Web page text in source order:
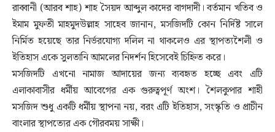
রাব্বানী (আরব শাহ) শাহ সৈয়দ আব্দুল কাদের বাগদাদী। বর্তমান খতিব ও
ইমাম মুফতী মাহমুদউল্লাহ সাহেব জানান, মসজিদটি কোন নির্দিষ্ট সালে
নির্মিত হয়েছে তার নির্ভরযোগ্য দলিল না থাকলেও এর স্থাপত্যশৈলী ও
ইতিহাস একে সুলতানি আমলের নিদর্শন হিসেবেই চিহ্নিত করে।
মসজিদটি এখনো নামাজ আদায়ের জন্য ব্যবহৃত হচ্ছে এবং এটি
এলাকাবাসীর ধর্মীয় আবেগের এক গুরুত্বপূর্ণ অংশ। শৈলকুপার শাহী
মসজিদ শুধু একটি ধর্মীয় স্থাপনা নয়, বরং এটি ইতিহাস, সংস্কৃতি ও প্রাচীন
বাংলার স্থাপত্যের এক গৌরবময় সাক্ষী।